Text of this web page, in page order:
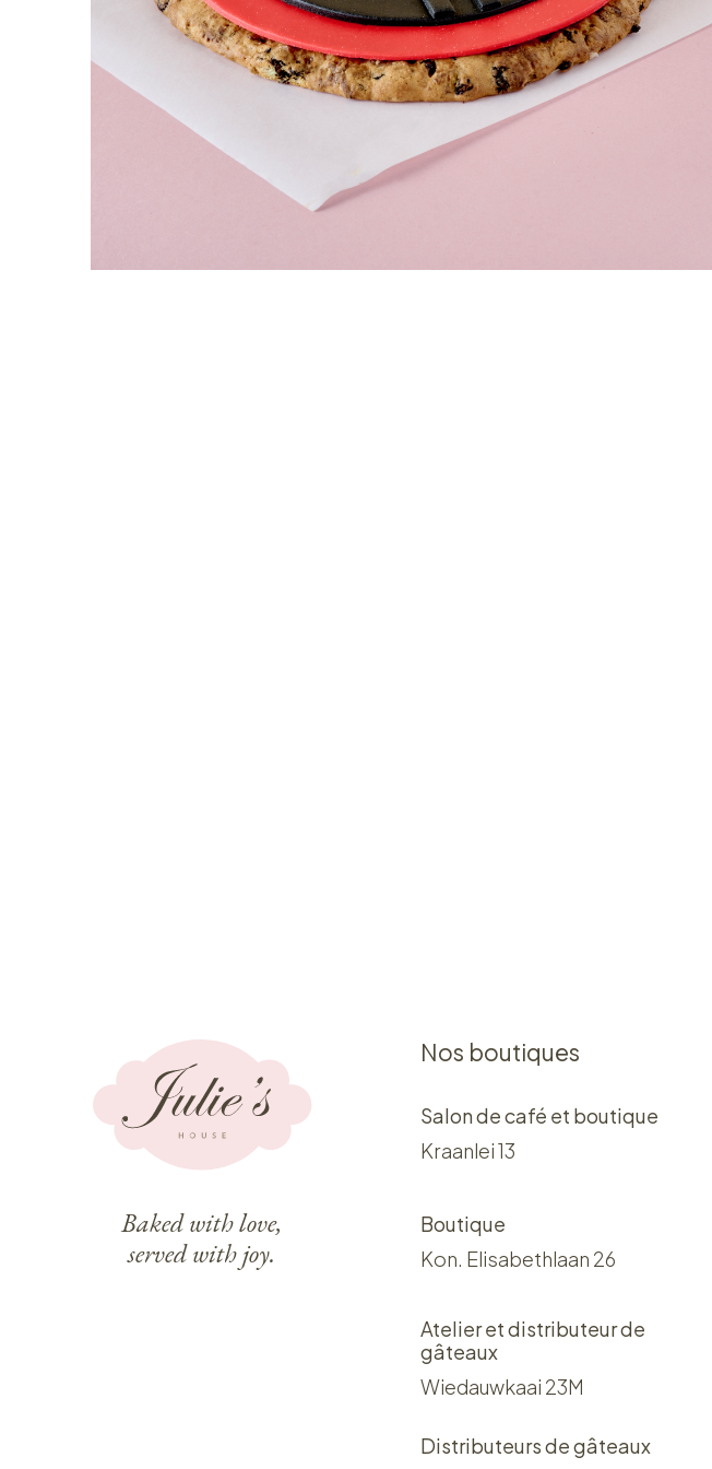
Baked with love,
served with joy.
Nos boutiques
Salon de café et boutique
Kraanlei 13
Boutique
Kon. Elisabethlaan 26
Atelier et distributeur de
gâteaux
Wiedauwkaai 23M
Distributeurs de gâteaux